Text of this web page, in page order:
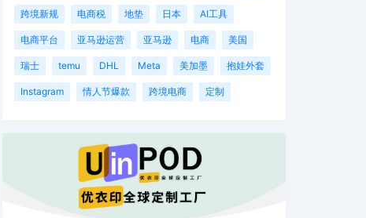
跨境新规 电商税 地垫 日本 AI工具
电商平台 亚马逊运营 亚马逊 电商 美国
瑞士 temu DHL Meta 美加墨 抱娃外套
Instagram 情人节爆款 跨境电商 定制